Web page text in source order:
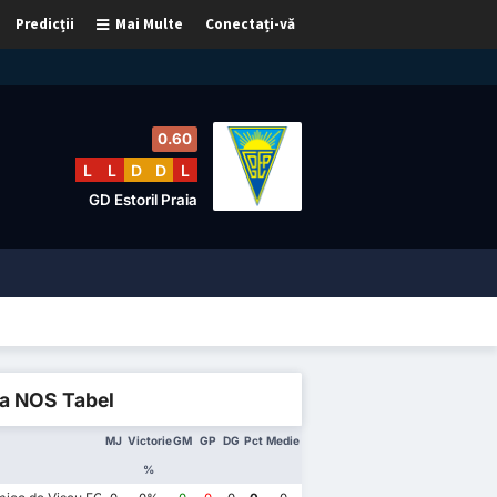
Conectați-vă
Mai Multe
Predicții
0.60
L L D D L
GD Estoril Praia
NOS Tabel
MJ Victorie
%
GM GP DG Pct Medie